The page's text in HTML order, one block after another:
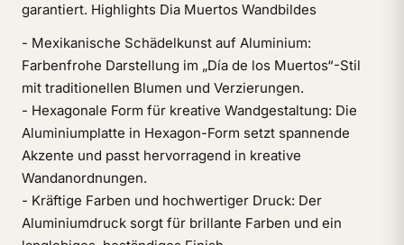
garantiert. Highlights Dia Muertos Wandbildes
- Mexikanische Schädelkunst auf Aluminium:
Farbenfrohe Darstellung im „Día de los Muertos“-Stil
mit traditionellen Blumen und Verzierungen.
- Hexagonale Form für kreative Wandgestaltung: Die
Aluminiumplatte in Hexagon-Form setzt spannende
Akzente und passt hervorragend in kreative
Wandanordnungen.
- Kräftige Farben und hochwertiger Druck: Der
Aluminiumdruck sorgt für brillante Farben und ein